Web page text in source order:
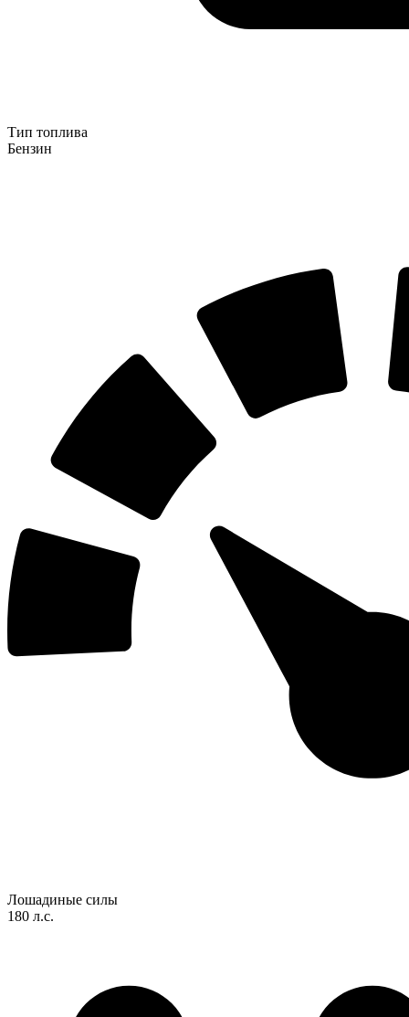
Тип топлива
Бензин
Лошадиные силы
180 л.с.